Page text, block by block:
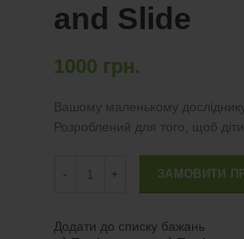
and Slide
1000 грн.
Вашому маленькому
Розроблений для того, щоб
ЗАМОВИТИ
Додати до списку бажань